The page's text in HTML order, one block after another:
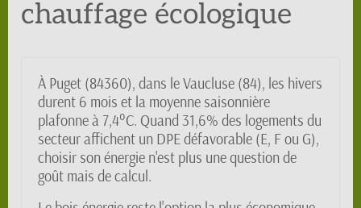
chauffage écologique
À Puget (84360), dans le Vaucluse (84), les hivers
durent 6 mois et la moyenne saisonnière
plafonne à 7,4°C. Quand 31,6% des logements du
secteur affichent un DPE défavorable (E, F ou G),
choisir son énergie n'est plus une question de
goût mais de calcul.